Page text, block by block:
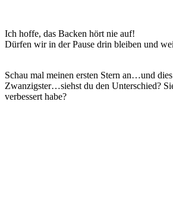
Ich hoffe, das Backen hört nie auf!
Dürfen wir in der Pause drin bleiben und
Schau mal meinen ersten Stern an…und
Zwanzigster…siehst du den Unterschied?
verbessert habe?